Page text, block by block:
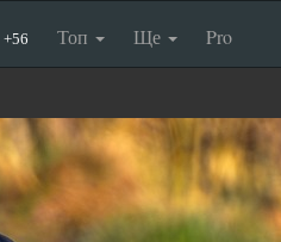
+56 Топ Ще Pro